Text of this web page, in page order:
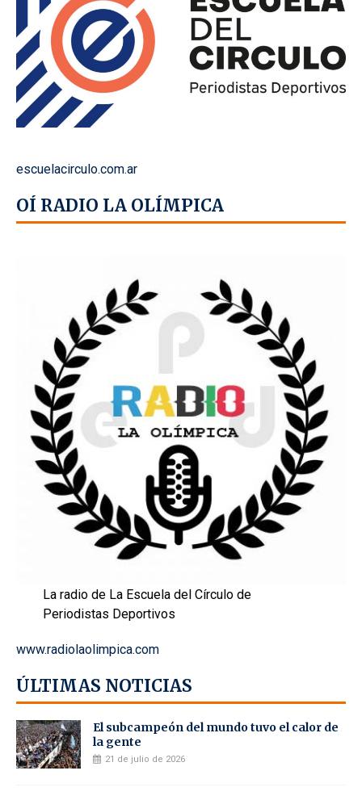
escuelacirculo.com.ar
OÍ RADIO LA OLÍMPICA
La radio de La Escuela del Círculo de
Periodistas Deportivos
www.radiolaolimpica.com
ÚLTIMAS NOTICIAS
El subcampeón del mundo tuvo el calor de
la gente
21 de julio de 2026